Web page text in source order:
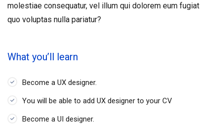
molestiae consequatur, vel illum qui dolorem eum fugiat
quo voluptas nulla pariatur?
What you’ll learn
Become a UX designer.
You will be able to add UX designer to your CV
Become a UI designer.